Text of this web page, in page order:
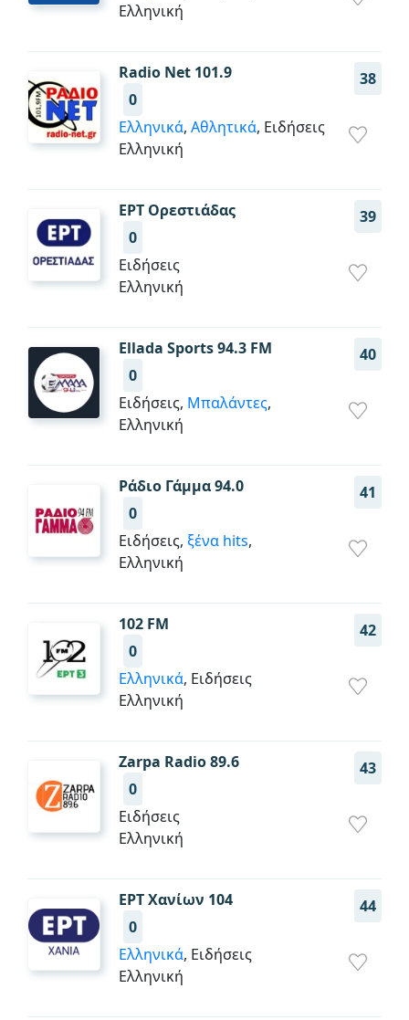
Ελληνική
Radio Net 101.9
38
0
Ελληνικά, Αθλητικά, Ειδήσεις
Ελληνική
ΕΡΤ Ορεστιάδας
39
0
Ειδήσεις
Ελληνική
Ellada Sports 94.3 FM
40
0
Ειδήσεις, Μπαλάντες,
Ελληνική
Ράδιο Γάμμα 94.0
41
0
Ειδήσεις, ξένα hits,
Ελληνική
102 FM
42
0
Ελληνικά, Ειδήσεις
Ελληνική
Zarpa Radio 89.6
43
0
Ειδήσεις
Ελληνική
ΕΡΤ Χανίων 104
44
0
Ελληνικά, Ειδήσεις
Ελληνική